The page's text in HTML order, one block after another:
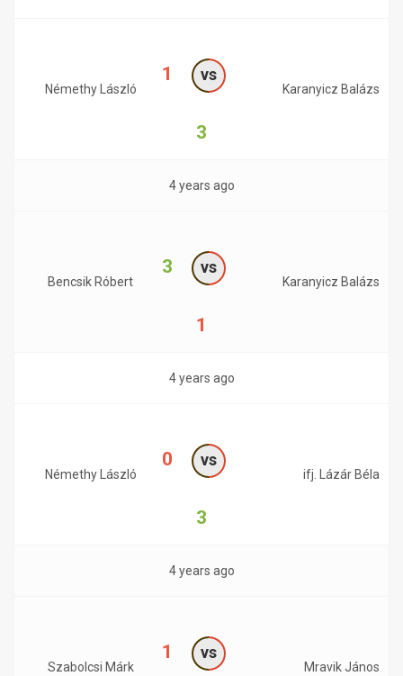
Némethy László
1 vs
3
Karanyicz Balázs
4 years ago
Bencsik Róbert
3 vs
1
Karanyicz Balázs
4 years ago
Némethy László
0 vs
3
ifj. Lázár Béla
4 years ago
Szabolcsi Márk
1 vs
Mravik János